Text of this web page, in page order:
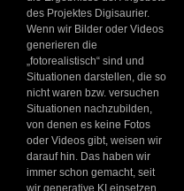
des Projektes Digisaurier.
Wenn wir Bilder oder Videos
generieren die
„fotorealistisch“ sind und
Situationen darstellen, die so
nicht waren bzw. versuchen
Situationen nachzubilden,
von denen es keine Fotos
oder Videos gibt, weisen wir
darauf hin. Das haben wir
immer schon gemacht, seit